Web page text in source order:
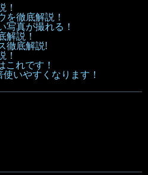
！
を徹底解説！
写真が撮れる！
解説！
徹底解説!
！
れです！
いやすくなります！